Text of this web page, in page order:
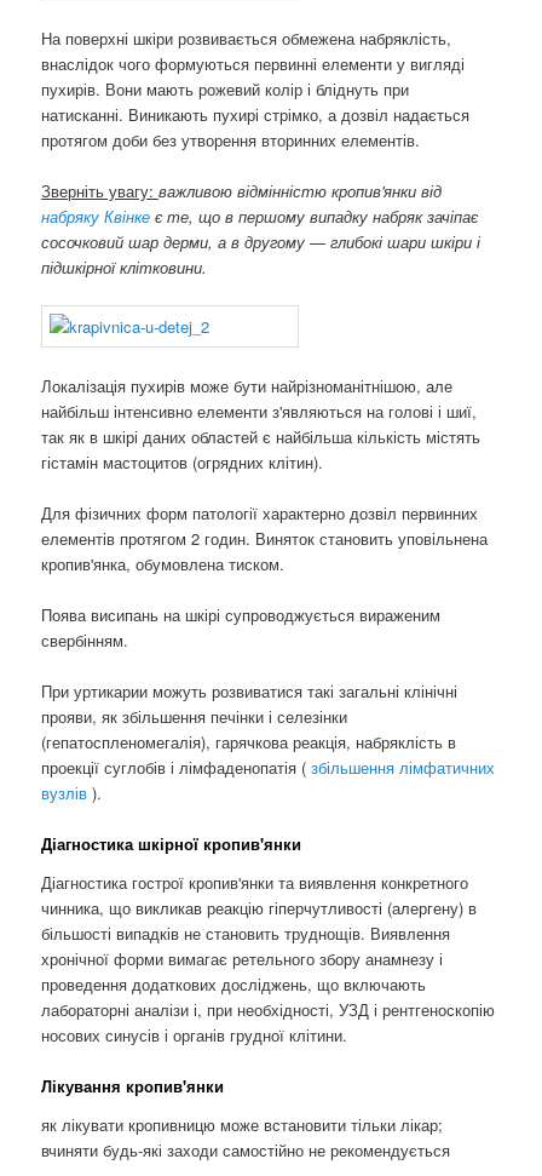
На поверхні шкіри розвивається обмежена набряклість,
внаслідок чого формуються первинні елементи у вигляді
пухирів. Вони мають рожевий колір і бліднуть при
натисканні. Виникають пухирі стрімко, а дозвіл надається
протягом доби без утворення вторинних елементів.
Зверніть увагу:важливою відмінністю кропив'янки від
набряку Квінкеє те, що в першому випадку набряк зачіпає
сосочковий шар дерми, а в другому — глибокі шари шкіри і
підшкірної клітковини.
Локалізація пухирів може бути найрізноманітнішою, але
найбільш інтенсивно елементи з'являються на голові і шиї,
так як в шкірі даних областей є найбільша кількість містять
гістамін мастоцитов (огрядних клітин).
Для фізичних форм патології характерно дозвіл первинних
елементів протягом 2 годин. Виняток становить уповільнена
кропив'янка, обумовлена ​​тиском.
Поява висипань на шкірі супроводжується вираженим
свербінням.
При уртикарии можуть розвиватися такі загальні клінічні
прояви, як збільшення печінки і селезінки
(гепатоспленомегалія), гарячкова реакція, набряклість в
проекції суглобів і лімфаденопатія ( збільшення лімфатичних
вузлів).
Діагностика шкірної кропив'янки
Діагностика гострої кропив'янки та виявлення конкретного
чинника, що викликав реакцію гіперчутливості (алергену) в
більшості випадків не становить труднощів. Виявлення
хронічної форми вимагає ретельного збору анамнезу і
проведення додаткових досліджень, що включають
лабораторні аналізи і, при необхідності, УЗД і рентгеноскопію
носових синусів і органів грудної клітини.
Лікування кропив'янки
як лікувати кропивницю може встановити тільки лікар;
вчиняти будь-які заходи самостійно не рекомендується